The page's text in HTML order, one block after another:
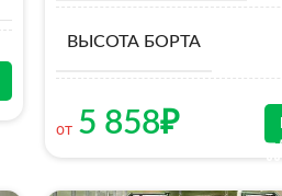
ВЫСОТА БОРТА
от 5 858₽